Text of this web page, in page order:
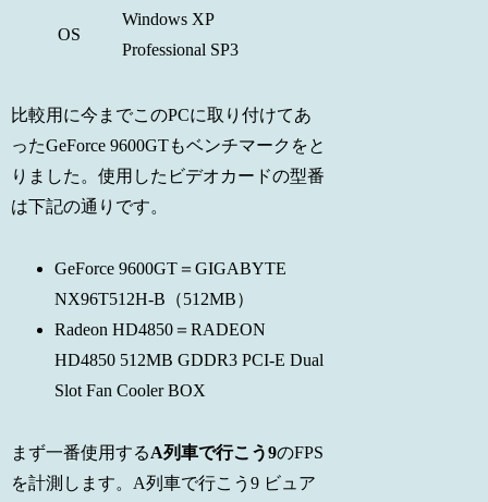
OS
Windows XP
Professional SP3
比較用に今までこのPCに取り付けてあ
ったGeForce 9600GTもベンチマークをと
りました。使用したビデオカードの型番
は下記の通りです。
GeForce 9600GT＝GIGABYTE
NX96T512H-B（512MB）
Radeon HD4850＝RADEON
HD4850 512MB GDDR3 PCI-E Dual
Slot Fan Cooler BOX
まず一番使用するA列車で行こう9のFPS
を計測します。A列車で行こう9 ビュア